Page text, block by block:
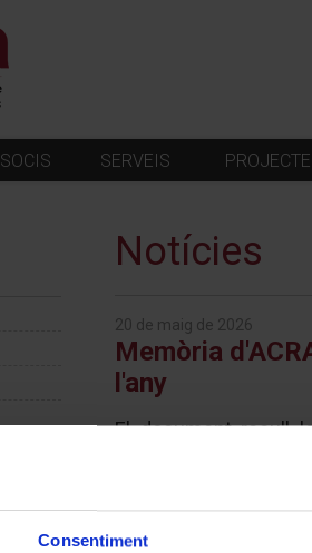
Consentiment
SOCIS SERVEIS
Notícies
20 de maig de 2026
Memòria
l'any
El document recull
fites del 2025 per part de
gran en situació de